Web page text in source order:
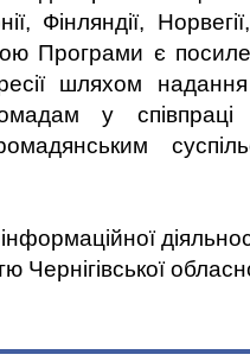
Фінляндії,
Програми є
шляхом
у
Чернігівської